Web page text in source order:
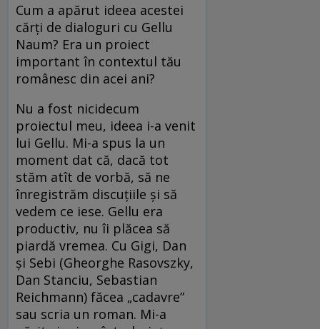
Cum a apărut ideea acestei
cărți de dialoguri cu Gellu
Naum? Era un proiect
important în contextul tău
românesc din acei ani?
Nu a fost nicidecum
proiectul meu, ideea i-a venit
lui Gellu. Mi-a spus la un
moment dat că, dacă tot
stăm atît de vorbă, să ne
înregistrăm discuţiile şi să
vedem ce iese. Gellu era
productiv, nu îi plăcea să
piardă vremea. Cu Gigi, Dan
şi Sebi (Gheorghe Rasovszky,
Dan Stanciu, Sebastian
Reichmann) făcea „cadavre”
sau scria un roman. Mi-a